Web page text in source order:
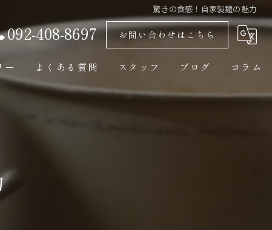
驚きの食感！自家製麺の魅力
092-408-8697 お問い合わせはこちら
ー よくある質問 スタッフ ブログ コラム